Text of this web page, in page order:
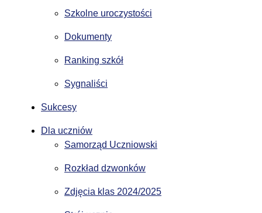
Szkolne uroczystości
Dokumenty
Ranking szkół
Sygnaliści
Sukcesy
Dla uczniów
Samorząd Uczniowski
Rozkład dzwonków
Zdjęcia klas 2024/2025